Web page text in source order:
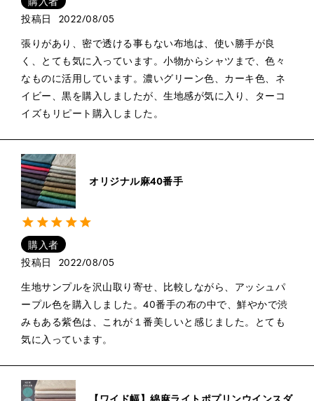
投稿日
2022/08/05
張りがあり、密で透ける事もない布地は、使い勝手が良
く、とても気に入っています。小物からシャツまで、色々
なものに活用しています。濃いグリーン色、カーキ色、ネ
イビー、黒を購入しましたが、生地感が気に入り、ターコ
イズもリピート購入しました。
オリジナル麻40番手
購入者
投稿日
2022/08/05
生地サンプルを沢山取り寄せ、比較しながら、アッシュパ
ープル色を購入しました。40番手の布の中で、鮮やかで渋
みもある紫色は、これが１番美しいと感じました。とても
気に入っています。
【ワイド幅】綿麻ライトポプリンウインスダ